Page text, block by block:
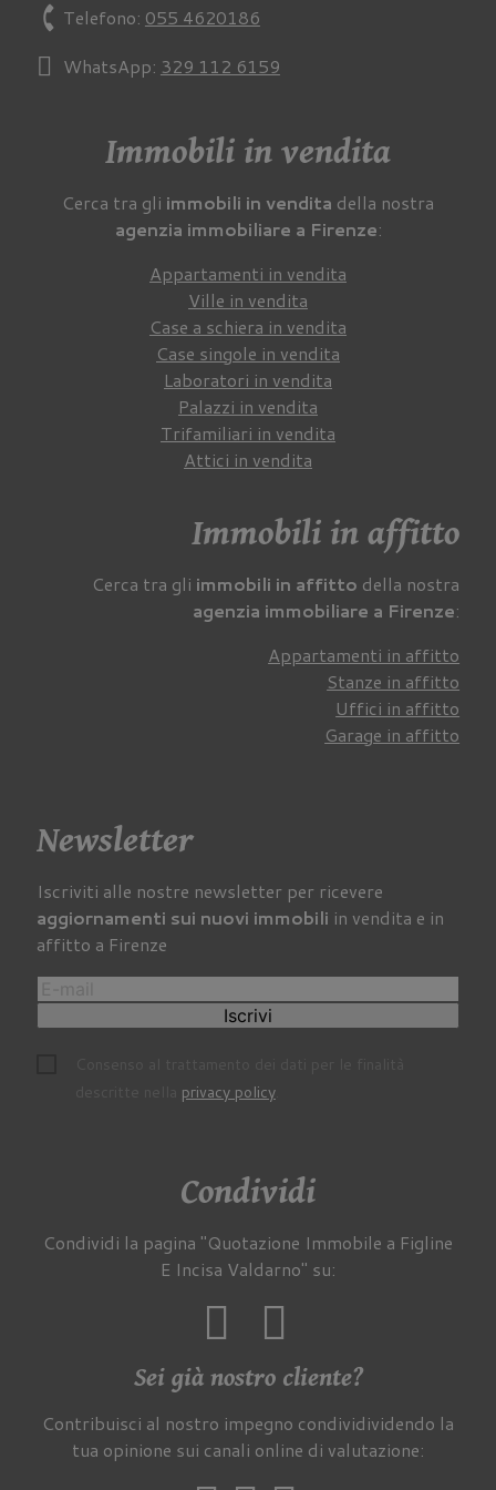
phoneTelefono: 055 4620186
WhatsApp: 329 112 6159
Immobili in vendita
Cerca tra gli immobili in vendita della nostra
agenzia immobiliare a Firenze:
Appartamenti in vendita
Ville in vendita
Case a schiera in vendita
Case singole in vendita
Laboratori in vendita
Palazzi in vendita
Trifamiliari in vendita
Attici in vendita
Immobili in affitto
Cerca tra gli immobili in affitto della nostra
agenzia immobiliare a Firenze:
Appartamenti in affitto
Stanze in affitto
Uffici in affitto
Garage in affitto
Newsletter
Iscriviti alle nostre newsletter per ricevere
aggiornamenti sui nuovi immobili in vendita e in
affitto a Firenze
Iscrivi
privacy policy.
Condividi
Condividi la pagina "Quotazione Immobile a Figline
E Incisa Valdarno" su:
Sei già nostro cliente?
Contribuisci al nostro impegno condividividendo la
tua opinione sui canali online di valutazione: